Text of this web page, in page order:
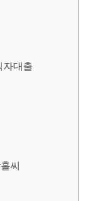
자대출
씨